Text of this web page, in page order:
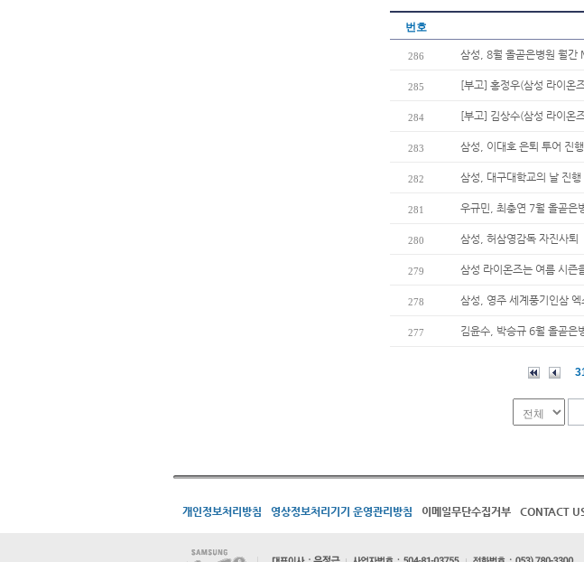
번호
286 삼성, 8월 올곧은병원 월간
285 [부고] 홍정우(삼성 라이온
284 [부고] 김상수(삼성 라이온
283 삼성, 이대호 은퇴 투어 진행
282 삼성, 대구대학교의 날 진행
281 우규민, 최충연 7월 올곧은
280 삼성, 허삼영감독 자진사퇴
279 삼성 라이온즈는 여름 시즌
278 삼성, 영주 세계풍기인삼 엑
277 김윤수, 박승규 6월 올곧은
개인정보처리방침 영상정보처리기기 운영관리방침 이메일무단수집거부 CONTACT